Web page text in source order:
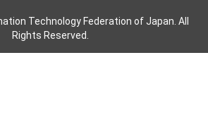
Technology Federation of Japan. All
Rights Reserved.